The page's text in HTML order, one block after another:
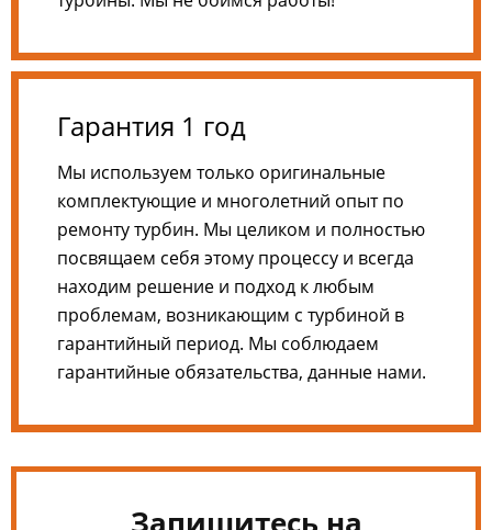
Гарантия 1 год
Мы используем только оригинальные
комплектующие и многолетний опыт по
ремонту турбин. Мы целиком и полностью
посвящаем себя этому процессу и всегда
находим решение и подход к любым
проблемам, возникающим с турбиной в
гарантийный период. Мы соблюдаем
гарантийные обязательства, данные нами.
Запишитесь на